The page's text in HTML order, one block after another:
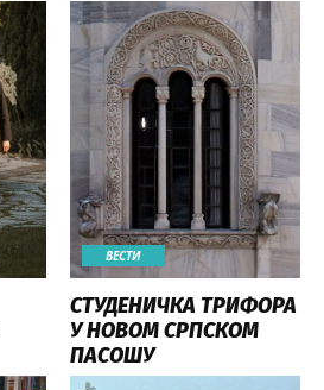
ВЕСТИ
СТУДЕНИЧКА ТРИФОРА
У НОВОМ СРПСКОМ
ПАСОШУ